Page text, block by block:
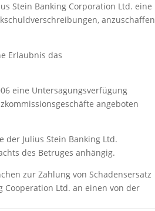
Stein Banking Corporation Ltd. eine
anzuschaffen
Erlaubnis das
eine Untersagungsverfügung
angeboten
Julius Stein Banking Ltd.
des Betruges anhängig.
zur Zahlung von Schadensersatz
Cooperation Ltd. an einen von der